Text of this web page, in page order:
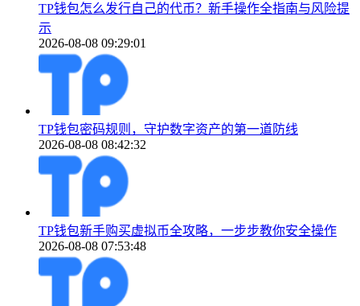
TP钱包怎么发行自己的代币？新手操作全指南与风险提
示
2026-08-08 09:29:01
TP钱包密码规则，守护数字资产的第一道防线
2026-08-08 08:42:32
TP钱包新手购买虚拟币全攻略，一步步教你安全操作
2026-08-08 07:53:48